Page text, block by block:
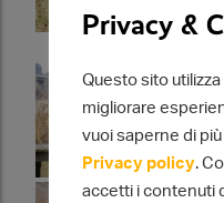
Privacy &
Questo sito
migliorare
vuoi saperne di
Privacy policy.
accetti i contenuti